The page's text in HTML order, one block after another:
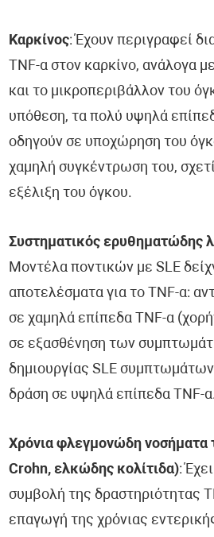
Καρκίνος: Έχουν περιγραφεί
TNF-α στον καρκίνο, ανάλογα
και το μικροπεριβάλλον του
υπόθεση, τα πολύ υψηλά
οδηγούν σε υποχώρηση του
χαμηλή συγκέντρωση του,
εξέλιξη του όγκου.
Συστηματικός ερυθηματώδης
Μοντέλα ποντικών με SLE
αποτελέσματα για το TNF-α:
σε χαμηλά επίπεδα TNF-α
σε εξασθένηση των
δημιουργίας SLE
δράση σε υψηλά επίπεδα TNF-
Χρόνια φλεγμονώδη νοσήματα
Crohn, ελκώδης κολίτιδα):
συμβολή της δραστηριότητας
επαγωγή της χρόνιας